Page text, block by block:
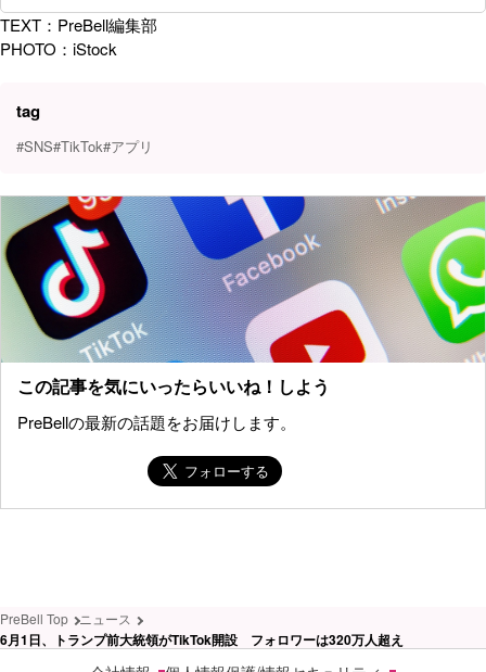
TEXT：PreBell編集部
PHOTO：iStock
tag
#SNS#TikTok#アプリ
この記事を気にいったらいいね！しよう
PreBellの最新の話題をお届けします。
PreBell Top ニュース
6月1日、トランプ前大統領がTikTok開設 フォロワーは320万人超え